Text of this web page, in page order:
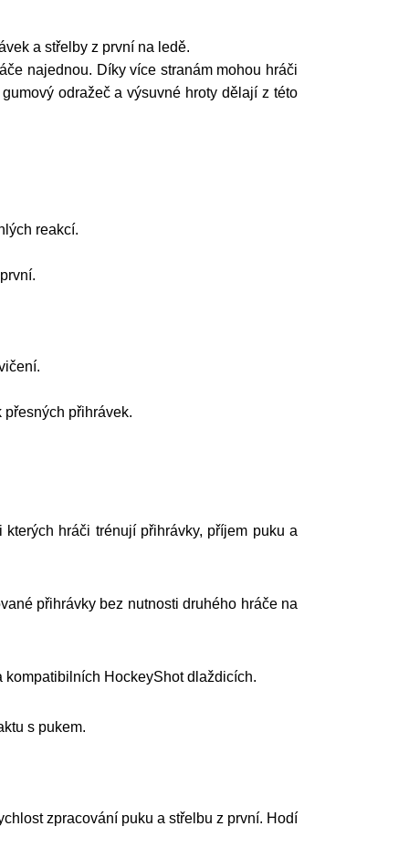
a střelby z první na ledě.
najednou. Díky více stranám mohou hráči
odražeč a výsuvné hroty dělají z této
reakcí.
přihrávek.
hráči trénují přihrávky, příjem puku a
přihrávky bez nutnosti druhého hráče na
kompatibilních HockeyShot dlaždicích.
s pukem.
zpracování puku a střelbu z první. Hodí